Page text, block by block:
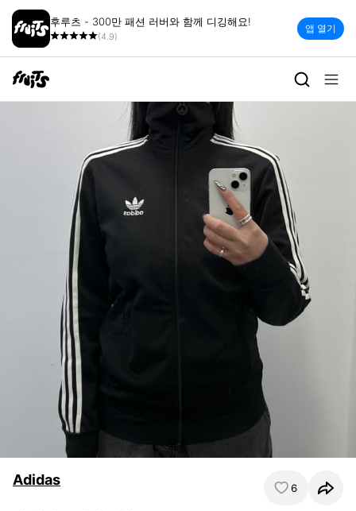
후루츠 - 300만 패션 러버와 함께 디깅해요!
(4.9)
앱 열기
Adidas 6